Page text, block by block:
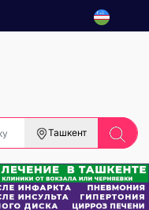
Ташкент